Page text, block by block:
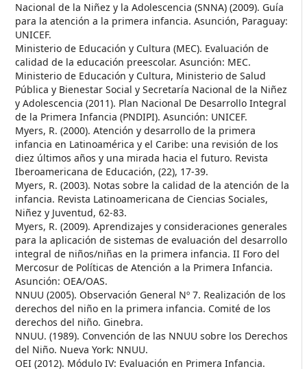
Nacional de la Niñez y la Adolescencia (SNNA) (2009). Guía
para la atención a la primera infancia. Asunción, Paraguay:
UNICEF.
Ministerio de Educación y Cultura (MEC). Evaluación de
calidad de la educación preescolar. Asunción: MEC.
Ministerio de Educación y Cultura, Ministerio de Salud
Pública y Bienestar Social y Secretaría Nacional de la Niñez
y Adolescencia (2011). Plan Nacional De Desarrollo Integral
de la Primera Infancia (PNDIPI). Asunción: UNICEF.
Myers, R. (2000). Atención y desarrollo de la primera
infancia en Latinoamérica y el Caribe: una revisión de los
diez últimos años y una mirada hacia el futuro. Revista
Iberoamericana de Educación, (22), 17-39.
Myers, R. (2003). Notas sobre la calidad de la atención de la
infancia. Revista Latinoamericana de Ciencias Sociales,
Niñez y Juventud, 62-83.
Myers, R. (2009). Aprendizajes y consideraciones generales
para la aplicación de sistemas de evaluación del desarrollo
integral de niños/niñas en la primera infancia. II Foro del
Mercosur de Políticas de Atención a la Primera Infancia.
Asunción: OEA/OAS.
NNUU (2005). Observación General Nº 7. Realización de los
derechos del niño en la primera infancia. Comité de los
derechos del niño. Ginebra.
NNUU. (1989). Convención de las NNUU sobre los Derechos
del Niño. Nueva York: NNUU.
OEI (2012). Módulo IV: Evaluación en Primera Infancia.